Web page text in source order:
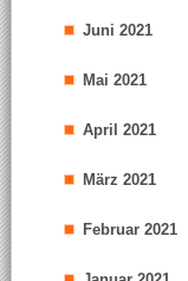
Juni 2021
Mai 2021
April 2021
März 2021
Februar 2021